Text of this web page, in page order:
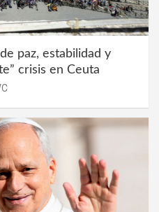
paz, estabilidad y
crisis en Ceuta